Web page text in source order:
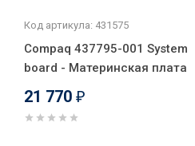
Код артикула: 431575
Compaq 437795-001 System
board - Материнская плата
21 770 ₽